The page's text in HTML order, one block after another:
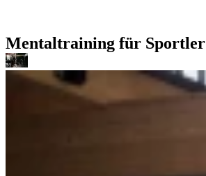
Mentaltraining für Sportler